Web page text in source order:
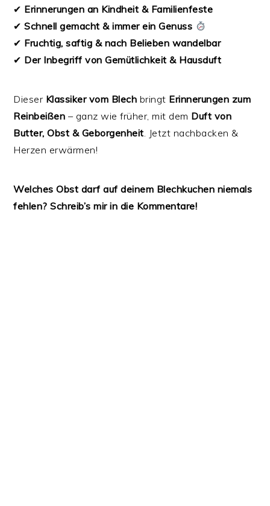
✔ Erinnerungen an Kindheit & Familienfeste
✔Schnell gemacht & immer ein Genuss
✔ Fruchtig, saftig & nach Belieben wandelbar
✔ Der Inbegriff von Gemütlichkeit & Hausduft
Dieser Klassiker vom Blech bringt Erinnerungen zum
Reinbeißen – ganz wie früher, mit dem Duft von
Butter, Obst & Geborgenheit . Jetzt nachbacken &
Herzen erwärmen!
Welches Obst darf auf deinem Blechkuchen niemals
fehlen? Schreib’s mir in die Kommentare! ️